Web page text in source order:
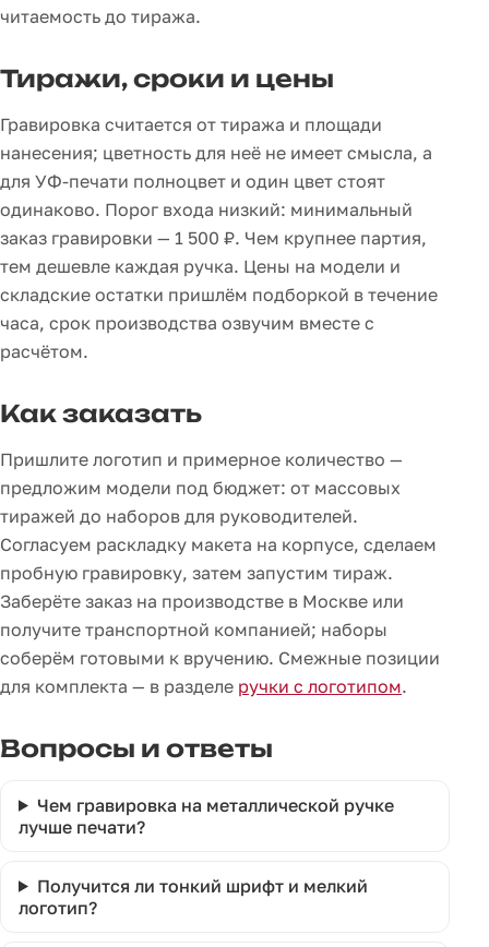
читаемость до тиража.
Тиражи, сроки и цены
Гравировка считается от тиража и площади
нанесения; цветность для неё не имеет смысла, а
для УФ-печати полноцвет и один цвет стоят
одинаково. Порог входа низкий: минимальный
заказ гравировки — 1 500 ₽. Чем крупнее партия,
тем дешевле каждая ручка. Цены на модели и
складские остатки пришлём подборкой в течение
часа, срок производства озвучим вместе с
расчётом.
Как заказать
Пришлите логотип и примерное количество —
предложим модели под бюджет: от массовых
тиражей до наборов для руководителей.
Согласуем раскладку макета на корпусе, сделаем
пробную гравировку, затем запустим тираж.
Заберёте заказ на производстве в Москве или
получите транспортной компанией; наборы
соберём готовыми к вручению. Смежные позиции
для комплекта — в разделе ручки с логотипом.
Вопросы и ответы
Чем гравировка на металлической ручке
лучше печати?
Получится ли тонкий шрифт и мелкий
логотип?